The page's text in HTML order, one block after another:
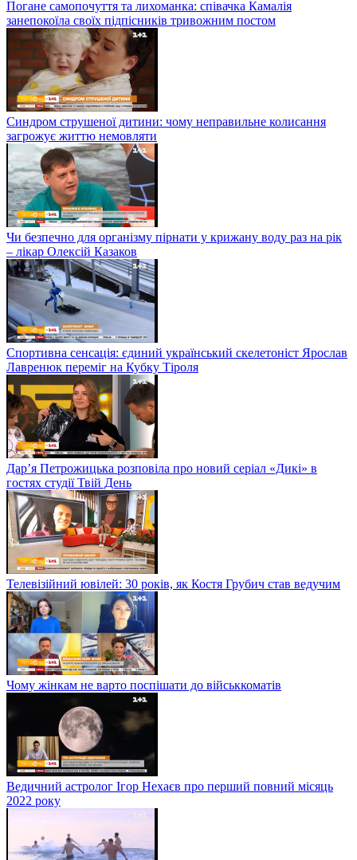
Погане самопочуття та лихоманка: співачка Камалія
занепокоїла своїх підпісників тривожним постом
Синдром струшеної дитини: чому неправильне колисання
загрожує життю немовляти
Чи безпечно для організму пірнати у крижану воду раз на рік
– лікар Олексій Казаков
Спортивна сенсація: єдиний український скелетоніст Ярослав
Лавренюк переміг на Кубку Тіроля
Дар’я Петрожицька розповіла про новий серіал «Дикі» в
гостях студії Твій День
Телевізійний ювілей: 30 років, як Костя Грубич став ведучим
Чому жінкам не варто поспішати до військкоматів
Ведичний астролог Ігор Нехаєв про перший повний місяць
2022 року